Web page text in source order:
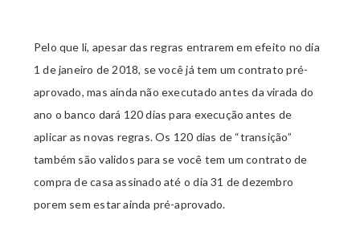
Pelo que li, apesar das regras entrarem em efeito no dia
1 de janeiro de 2018, se você já tem um contrato pré-
aprovado, mas ainda não executado antes da virada do
ano o banco dará 120 dias para execução antes de
aplicar as novas regras. Os 120 dias de “transição”
também são validos para se você tem um contrato de
compra de casa assinado até o dia 31 de dezembro
porem sem estar ainda pré-aprovado.